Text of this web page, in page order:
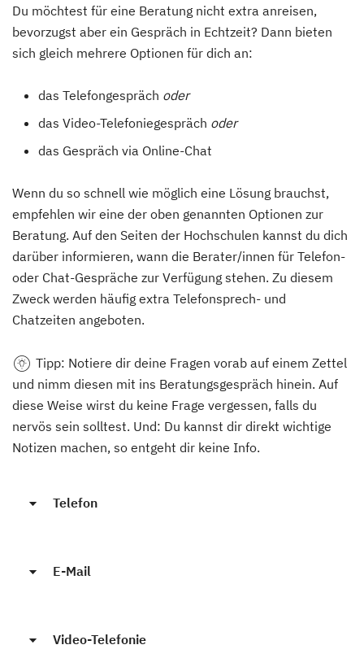
Du möchtest für eine Beratung nicht extra anreisen,
bevorzugst aber ein Gespräch in Echtzeit? Dann bieten
sich gleich mehrere Optionen für dich an:
das Telefongespräch oder
das Video-Telefoniegespräch oder
das Gespräch via Online-Chat
Wenn du so schnell wie möglich eine Lösung brauchst,
empfehlen wir eine der oben genannten Optionen zur
Beratung. Auf den Seiten der Hochschulen kannst du dich
darüber informieren, wann die Berater/innen für Telefon-
oder Chat-Gespräche zur Verfügung stehen. Zu diesem
Zweck werden häufig extra Telefonsprech- und
Chatzeiten angeboten.
Tipp: Notiere dir deine Fragen vorab auf einem Zettel
und nimm diesen mit ins Beratungsgespräch hinein. Auf
diese Weise wirst du keine Frage vergessen, falls du
nervös sein solltest. Und: Du kannst dir direkt wichtige
Notizen machen, so entgeht dir keine Info.
Telefon
E-Mail
Video-Telefonie